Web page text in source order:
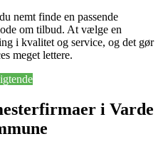
nemt finde en passende
om tilbud. At vælge en
i kvalitet og service, og det gør
meget lettere.
i Varde